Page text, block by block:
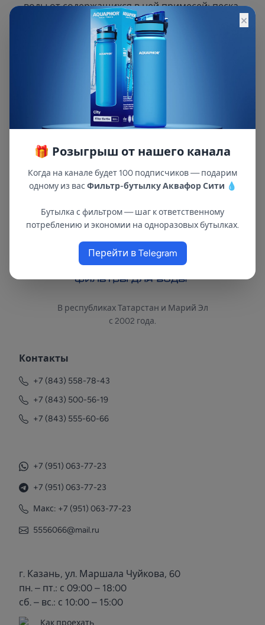
воды от содержащихся в ней примесей: песка,
ила, глины, ржавчины и.др. Применяются в
качестве предфильтров с целью защиты
последующих фильтров,
обратноосмотического,
ультрафильтрационного и другого
оборудования, а также в качестве финишной
стадии очистки. Cпецсерия 0,5мкм
обеспечивает особо качественную
(магистральный фильтр) длиной 10" (10sl) . Не
требует промывки перед использованием.
В республиках Татарстан и Марий Эл
с 2002 года.
Контакты
+7 (843) 558-78-43
+7 (843) 500-56-19
+7 (843) 555-60-66
+7 (951) 063-77-23
+7 (951) 063-77-23
Макс: +7 (951) 063-77-23
5556066@mail.ru
г. Казань, ул. Маршала Чуйкова, 60
пн. – пт.: с 09:00 – 18:00
сб. – вс.: с 10:00 – 15:00
Как проехать
×
🎁 Розыгрыш от нашего канала
Когда на канале будет 100 подписчиков — подарим
одному из вас Фильтр-бутылку Аквафор Сити 💧
Бутылка с фильтром — шаг к ответственному
потреблению и экономии на одноразовых бутылках.
Перейти в Telegram